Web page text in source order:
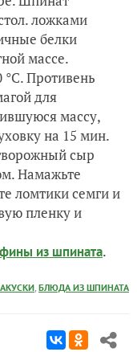
ложками
белки
массе.
°С. Противень
для
массу,
на 15 мин.
сыр
Намажьте
ломтики семги и
пленку и
из шпината.
, БЛЮДА ИЗ ШПИНАТА